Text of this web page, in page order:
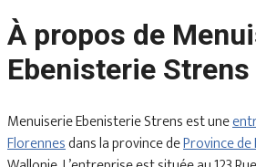
À propos de
Ebenisterie Strens
Menuiserie Ebenisterie Strens est une
Florennesdans la province deProvince